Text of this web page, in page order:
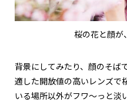
桜の花と顔が
背景にしてみたり、顔のそば
適した開放値の高いレンズで
いる場所以外がフワ〜っと淡